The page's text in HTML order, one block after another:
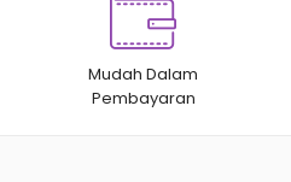
Mudah Dalam
Pembayaran